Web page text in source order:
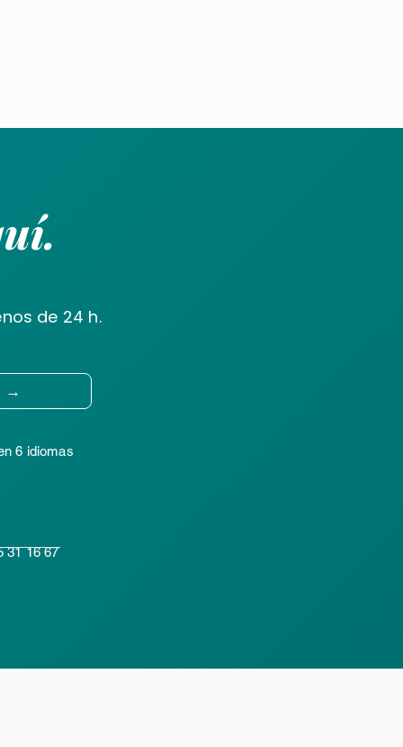
→
31 16 67
de 24 h.
6 idiomas